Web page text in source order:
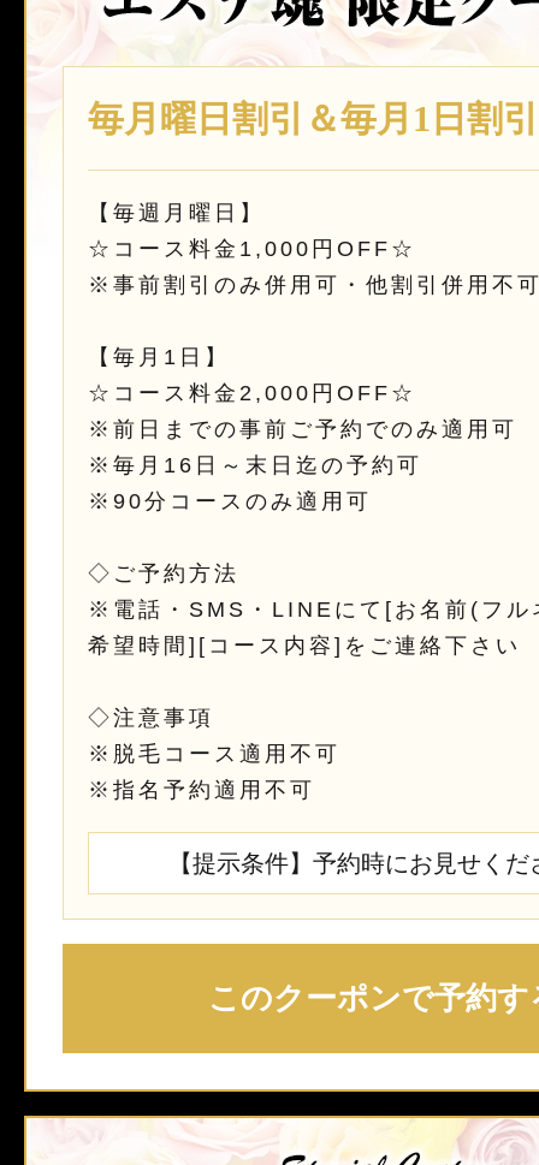
毎月曜日割引＆毎月1日割引
【毎週月曜日】
☆コース料金1,000円OFF☆
※事前割引のみ併用可・他割引併用不
【毎月1日】
☆コース料金2,000円OFF☆
※前日までの事前ご予約でのみ適用可
※毎月16日～末日迄の予約可
※90分コースのみ適用可
◇ご予約方法
※電話・SMS・LINEにて[お名前(フ
希望時間][コース内容]をご連絡下さい
◇注意事項
※脱毛コース適用不可
※指名予約適用不可
【提示条件】予約時にお見せくだ
このクーポンで予約す